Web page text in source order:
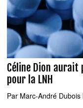
Céline Dion aurait
pour la LNH
Par Marc-André Dubois